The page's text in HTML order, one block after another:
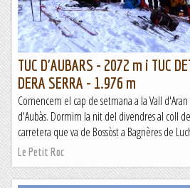
Racons de la nostra terra
TUC D'AUBARS - 2072 m i TUC
DERA SERRA - 1.976 m
Comencem el cap de setmana a la Vall
d'Aubàs. Dormim la nit del divendres al coll
carretera que va de Bossòst a Bagnères de
Le Petit Roc